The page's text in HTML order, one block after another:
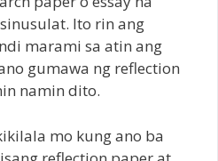
Ito rin ang
marami sa atin ang
gumawa ng reflection
namin dito.
mo kung ano ba